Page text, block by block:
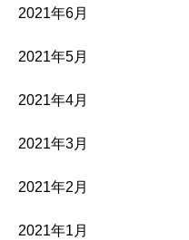
2021年6月
2021年5月
2021年4月
2021年3月
2021年2月
2021年1月